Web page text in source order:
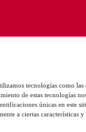
tecnologías como
de estas tecnologías
únicas en este
a ciertas características y